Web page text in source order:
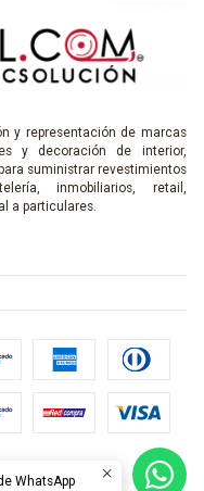
y representación de marcas
y decoración de interior,
suministrar revestimientos
inmobiliarios, retail,
a particulares.
Jumpseller
WhatsApp